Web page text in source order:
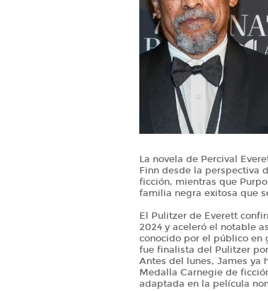
La novela de Percival
Finn desde la perspectiva
ficción, mientras que
familia negra exitosa que
El Pulitzer de Everett
2024 y aceleró el notable
conocido por el público en
fue finalista del Pulitzer
Antes del lunes, James ya
Medalla Carnegie de
adaptada en la película